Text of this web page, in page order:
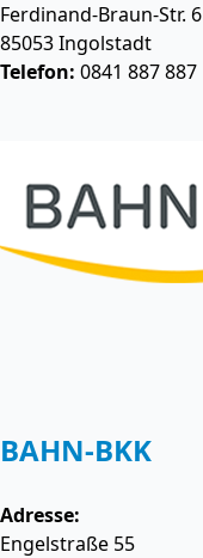
Ferdinand-Braun-Str. 6
85053Ingolstadt
Telefon: 0841 887 887
BAHN-BKK
Adresse:
Engelstraße 55